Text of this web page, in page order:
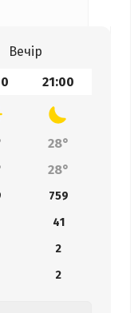
Вечір
21:00
28°
28°
759
41
2
2